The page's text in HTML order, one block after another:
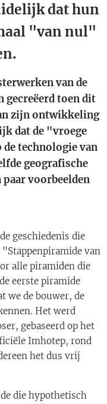
dat hun
"van nul"
van de
gecreëerd toen dit
zijn ontwikkeling
dat de "vroege
technologie van
geografische
paar voorbeelden
geschiedenis die
van
alle piramiden die
eerste piramide
we de bouwer, de
Het werd
gebaseerd op het
Imhotep, rond
het dus vrij
die hypothetisch